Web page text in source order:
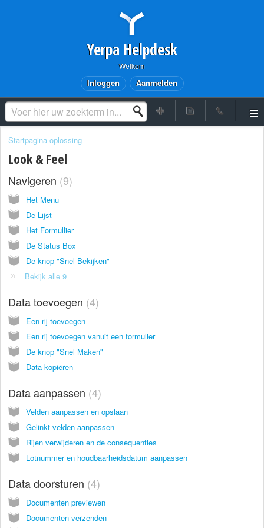
Yerpa Helpdesk
Welkom
Inloggen Aanmelden
Startpagina oplossing
Look & Feel
Navigeren 9
Het Menu
De Lijst
Het Formullier
De Status Box
De knop "Snel Bekijken"
Bekijk alle 9
Data toevoegen 4
Een rij toevoegen
Een rij toevoegen vanuit een formulier
De knop "Snel Maken"
Data kopiëren
Data aanpassen 4
Velden aanpassen en opslaan
Gelinkt velden aanpassen
Rijen verwijderen en de consequenties
Lotnummer en houdbaarheidsdatum aanpassen
Data doorsturen 4
Documenten previewen
Documenten verzenden